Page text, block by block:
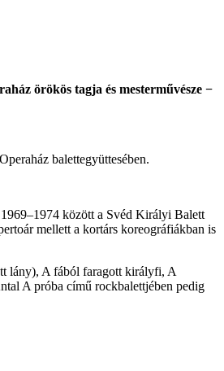
örökös tagja és mesterművésze −
balettegyüttesében.
között a Svéd Királyi Balett
mellett a kortárs koreográfiákban is
lány), A fából faragott királyfi, A
A próba című rockbalettjében pedig